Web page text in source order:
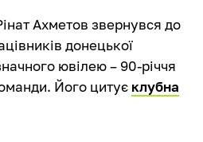
Ахметов звернувся до
донецької
ювілею – 90-річчя
Його цитує клубна